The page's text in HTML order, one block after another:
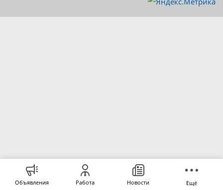
Объявления Работа Новости Ещё